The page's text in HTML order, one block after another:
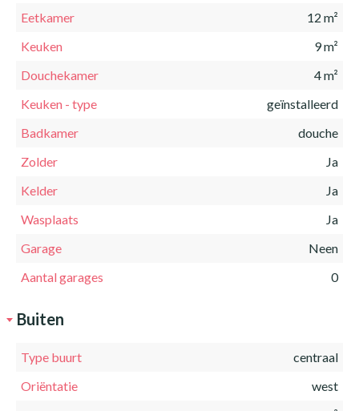
Eetkamer
12 m²
Keuken
9 m²
Douchekamer
4 m²
Keuken - type
geïnstalleerd
Badkamer
douche
Zolder
Ja
Kelder
Ja
Wasplaats
Ja
Garage
Neen
Aantal garages
0
Buiten
Type buurt
centraal
Oriëntatie
west